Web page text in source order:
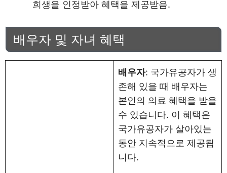
희생을 인정받아 혜택을 제공받음.
배우자 및 자녀 혜택
배우자: 국가유공자가 생
존해 있을 때 배우자는
본인의 의료 혜택을 받을
수 있습니다. 이 혜택은
국가유공자가 살아있는
동안 지속적으로 제공됩
니다.